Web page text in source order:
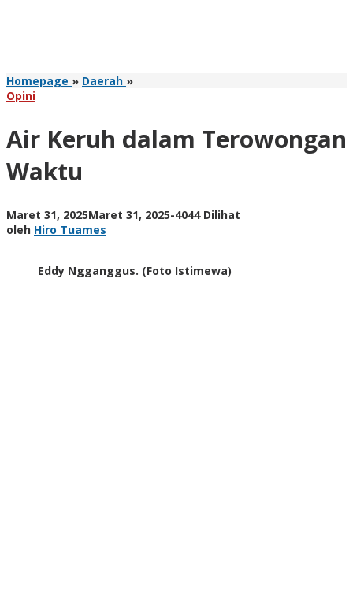
Homepage » Daerah »Air
Waktu
Opini
Air Keruh dalam Terowongan
Waktu
Maret 31, 2025Maret 31, 2025oleh
-4044 Dilihat
oleh Hiro Tuames
Eddy Ngganggus. (Foto Istimewa)